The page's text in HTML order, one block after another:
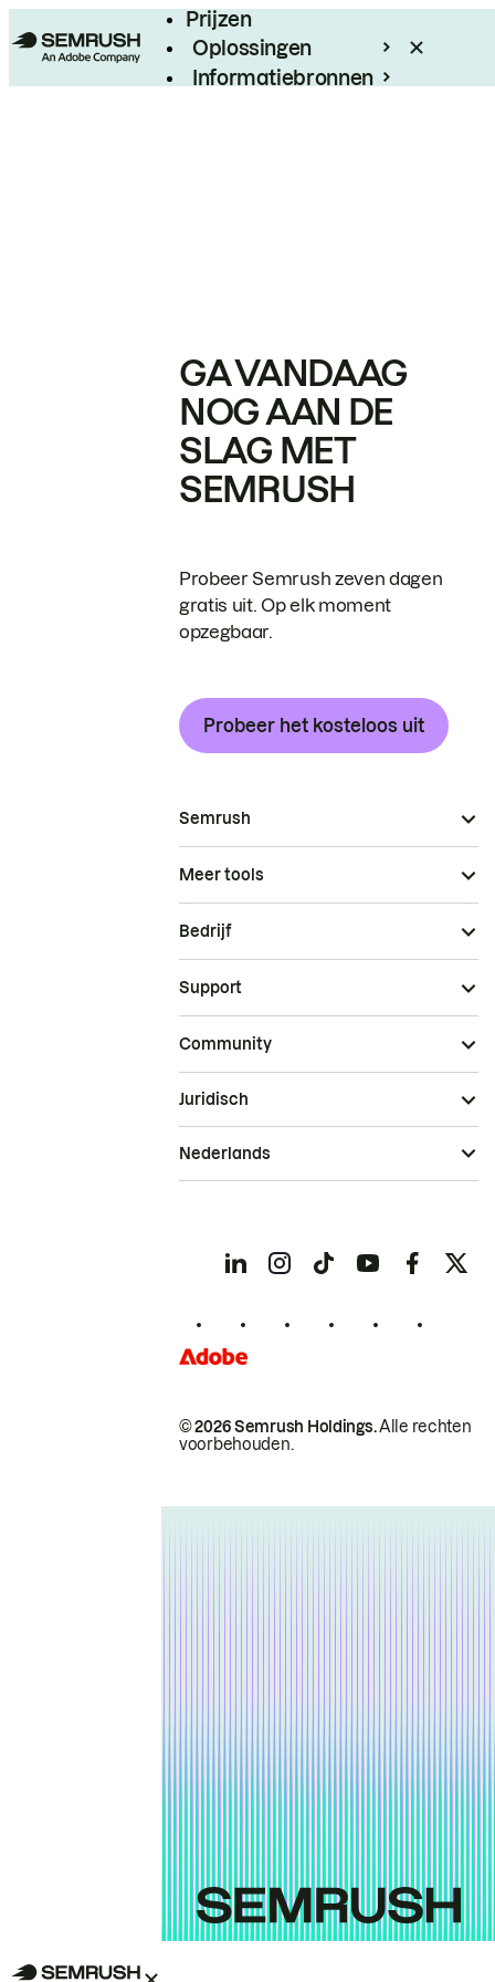
Prijzen
Oplossingen
Informatiebronnen
GA VANDAAG
NOG AAN DE
SLAG MET
SEMRUSH
Probeer Semrush zeven dagen
gratis uit. Op elk moment
opzegbaar.
Probeer het kosteloos uit
Semrush
Meer tools
Bedrijf
Support
Community
© 2026 Semrush Holdings.Alle rechten
voorbehouden.
Juridisch
Nederlands